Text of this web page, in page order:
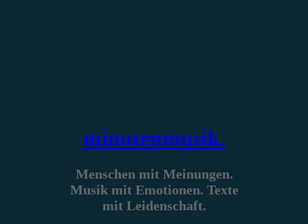
minutenmusik.
Menschen mit Meinungen.
Musik mit Emotionen. Texte
mit Leidenschaft.